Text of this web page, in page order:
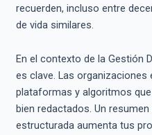
recuerden, incluso entre
de vida similares.
En el contexto de la Gestión
es clave. Las organizaciones
plataformas y algoritmos
bien redactados. Un
estructurada aumenta tus